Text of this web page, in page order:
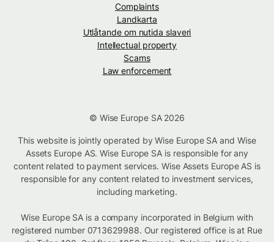
Complaints
Landkarta
Utlåtande om nutida slaveri
Intellectual property
Scams
Law enforcement
© Wise Europe SA 2026
This website is jointly operated by Wise Europe SA and Wise
Assets Europe AS. Wise Europe SA is responsible for any
content related to payment services. Wise Assets Europe AS is
responsible for any content related to investment services,
including marketing.
Wise Europe SA is a company incorporated in Belgium with
registered number 0713629988. Our registered office is at Rue